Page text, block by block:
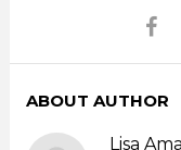
ABOUT AUTHOR
Lisa